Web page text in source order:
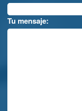
Tu mensaje: